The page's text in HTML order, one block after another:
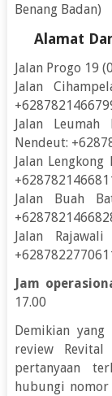
Benang Badan)
Alamat
Jalan Progo 19
Jalan
Jalan
Nendeut:
Jalan
Jalan Buah
Jalan
Jam
17.00
Demikian
review
pertanyaan
hubungi nomor